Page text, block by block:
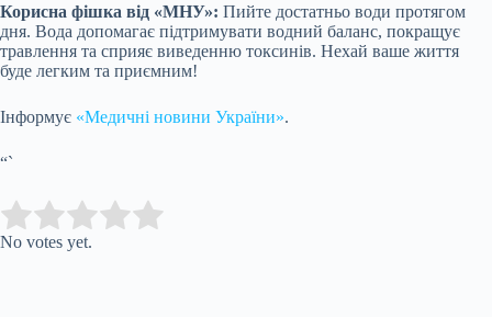
Корисна фішка від «МНУ»: Пийте достатньо води протягом
дня. Вода допомагає підтримувати водний баланс, покращує
травлення та сприяє виведенню токсинів. Нехай ваше життя
буде легким та приємним!
Інформує «Медичні новини України».
“`
Rate this item:
No votes yet.